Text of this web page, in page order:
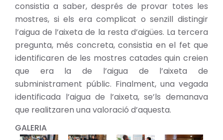
consistia a saber, després de provar totes les
mostres, si els era complicat o senzill distingir
l’aigua de l’aixeta de la resta d’aigües. La tercera
pregunta, més concreta, consistia en el fet que
identificaren de les mostres catades quin creien
que era la de l’aigua de l’aixeta de
subministrament públic. Finalment, una vegada
identificada l’aigua de l’aixeta, se’ls demanava
que realitzaren una valoració d’aquesta.
GALERIA